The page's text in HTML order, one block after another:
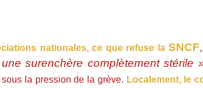
nationales, ce que refuse la SNCF
une surenchère complètement stérile
la pression de la grève. Localement, le